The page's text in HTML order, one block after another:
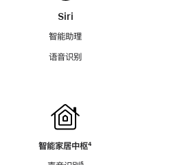
Siri
智能助理
语音识别
智能家居中枢脚
⁴